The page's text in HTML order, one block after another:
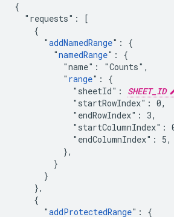
{
  "requests": [
    {
      "
addNamedRange": {
        "
namedRange": {
          "name": "Counts",
          "
range": {
            "sheetId":
SHEET_ID
            "startRowIndex": 0,
            "endRowIndex": 3,
"startColumnIndex":
            "endColumnIndex": 5,
          },
        }
      }
    },
    {
      "
addProtectedRange": {